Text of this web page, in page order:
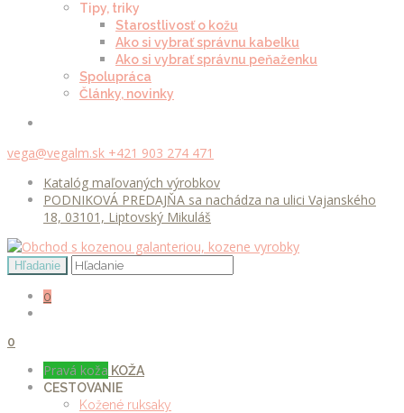
Tipy, triky
Starostlivosť o kožu
Ako si vybrať správnu kabelku
Ako si vybrať správnu peňaženku
Spolupráca
Články, novinky
vega@vegalm.sk +421 903 274 471
Katalóg maľovaných výrobkov
PODNIKOVÁ PREDAJŇA sa nachádza na ulici Vajanského
18, 03101, Liptovský Mikuláš
0
0
Pravá koža KOŽA
CESTOVANIE
Kožené ruksaky